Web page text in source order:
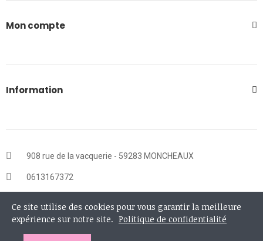
Mon compte
Information
908 rue de la vacquerie - 59283 MONCHEAUX
0613167372
LUN-VEND : 9AM - 17 PM
Ce site utilise des cookies pour vous garantir la meilleure
expérience sur notre site. Politique de confidentialité